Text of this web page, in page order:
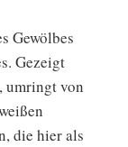
Gewölbes
Gezeigt
umringt von
die hier als